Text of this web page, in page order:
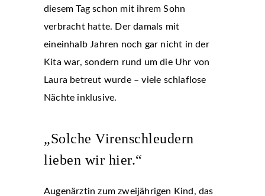
diesem Tag schon mit ihrem Sohn
verbracht hatte. Der damals mit
eineinhalb Jahren noch gar nicht in der
Kita war, sondern rund um die Uhr von
Laura betreut wurde – viele schlaflose
Nächte inklusive.
„Solche Virenschleudern
lieben wir hier.“
Augenärztin zum zweijährigen Kind, das